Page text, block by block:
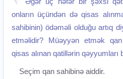
onların üçündən də qisas
sahibinin) ödəməli olduğu artıq
etməlidir? Müəyyən etmək
qisas alınan qatillərin qəyyumları
Seçim qan sahibinə aiddir.‌